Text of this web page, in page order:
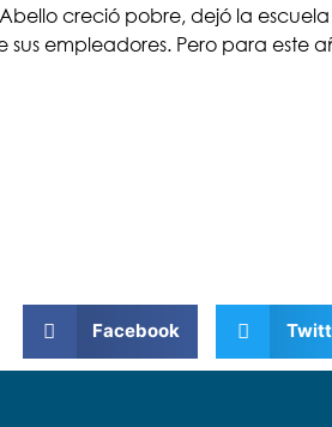
creció pobre, dejó la
empleadores. Pero para este
Facebook